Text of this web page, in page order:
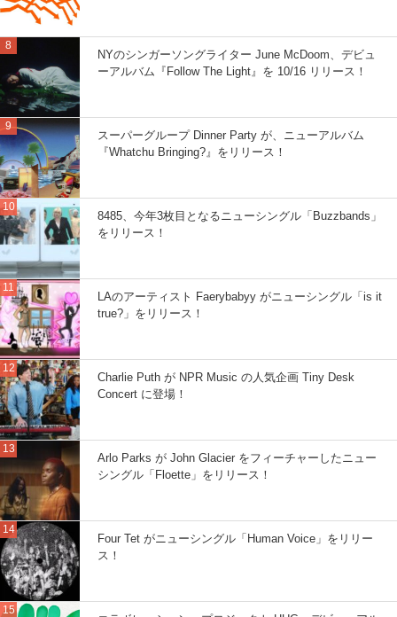
NYのシンガーソングライター June McDoom、デビュ
ーアルバム『Follow The Light』を 10/16 リリース！
スーパーグループ Dinner Party が、ニューアルバム
『Whatchu Bringing?』をリリース！
8485、今年3枚目となるニューシングル「Buzzbands」
をリリース！
LAのアーティスト Faerybabyy がニューシングル「is it
true?」をリリース！
Charlie Puth が NPR Music の人気企画 Tiny Desk
Concert に登場！
Arlo Parks が John Glacier をフィーチャーしたニュー
シングル「Floette」をリリース！
Four Tet がニューシングル「Human Voice」をリリー
ス！